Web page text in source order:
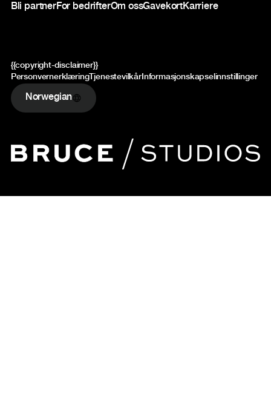
Bli partnerFor bedrifterOm ossGavekortKarriere
{{copyright-disclaimer}}
PersonvernerklæringTjenestevilkårInformasjonskapselinnstillinger
Norwegian